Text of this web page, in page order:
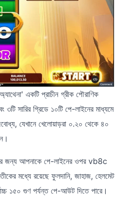
একটি প্রাচীন গ্রীক পৌরাণিক
৩টি সারির গ্রিডে ১০টি পে-লাইনের মাধ্যমে
যেখানে খেলোয়াড়রা ০.২০ থেকে ৪০
জন্য আপনাকে পে-লাইনের ওপর vb8c
মধ্যে রয়েছে ফুলদানি, জাহাজ, হেলমেট
১৫০ গুণ পর্যন্ত পে-আউট দিতে পারে।